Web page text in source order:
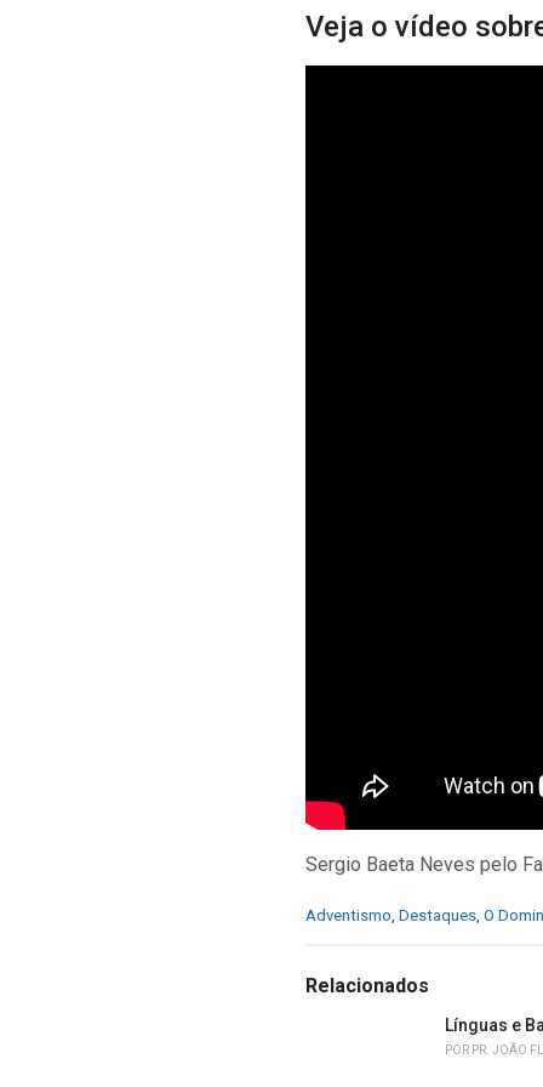
Veja o vídeo
Sergio Baeta Neves pelo
C
e
Adventismo, Destaques, O
Relacionados
Línguas e
POR PR. JOÃO